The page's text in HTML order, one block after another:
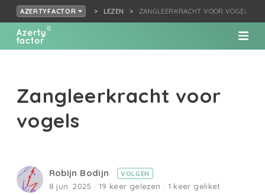
AZERTYFACTOR LEZEN ZANGLEERKRACHT VOOR VOGELS
Zangleerkracht voor
vogels
Robijn Bodijn VOLGEN
8 jun. 2025 · 19 keer gelezen · 1 keer geliket